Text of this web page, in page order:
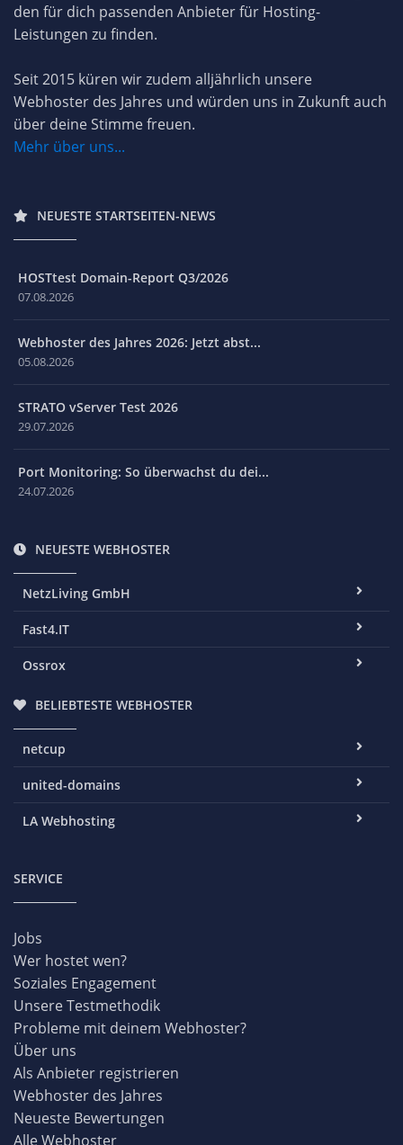
den für dich passenden Anbieter für Hosting-
Leistungen zu finden.
Seit 2015 küren wir zudem alljährlich unsere
Webhoster des Jahres und würden uns in Zukunft auch
über deine Stimme freuen.
Mehr über uns...
NEUESTE STARTSEITEN-NEWS
HOSTtest Domain-Report Q3/2026
07.08.2026
Webhoster des Jahres 2026: Jetzt abst...
05.08.2026
STRATO vServer Test 2026
29.07.2026
Port Monitoring: So überwachst du dei...
24.07.2026
NEUESTE WEBHOSTER
NetzLiving GmbH
Fast4.IT
Ossrox
BELIEBTESTE WEBHOSTER
netcup
united-domains
LA Webhosting
SERVICE
Jobs
Wer hostet wen?
Soziales Engagement
Unsere Testmethodik
Probleme mit deinem Webhoster?
Über uns
Als Anbieter registrieren
Webhoster des Jahres
Neueste Bewertungen
Alle Webhoster